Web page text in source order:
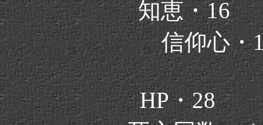
知恵・
信仰心
HP・28